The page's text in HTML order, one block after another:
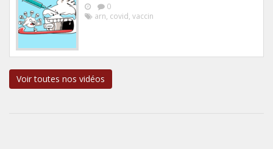
0
arn covid vaccin
Voir toutes nos vidéos